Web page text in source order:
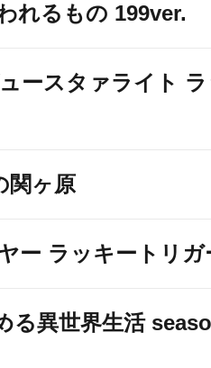
れるもの 199ver.
ースタァライト
関ヶ原
ー ラッキートリガ
る異世界生活